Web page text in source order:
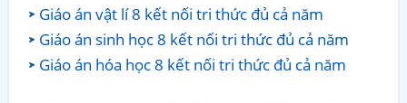
Giáo án vật lí 8 kết nối tri thức đủ cả năm
Giáo án sinh học 8 kết nối tri thức đủ cả năm
Giáo án hóa học 8 kết nối tri thức đủ cả năm